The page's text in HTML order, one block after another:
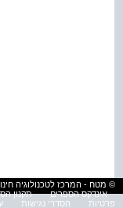
© מטח - המרכז לטכנולוגיה
אינדקס הספרים
תקנון
פרטיות
הסדרי נגישות